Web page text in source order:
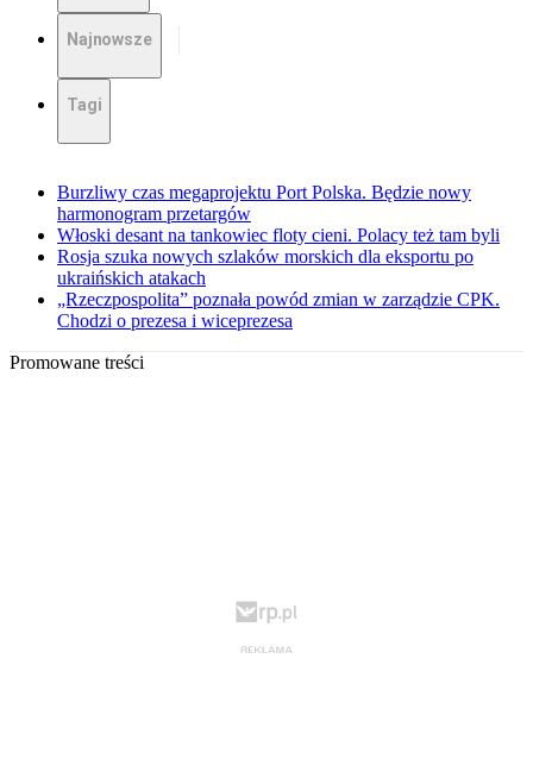
Najnowsze
Tagi
Burzliwy czas megaprojektu Port Polska. Będzie nowy
harmonogram przetargów
Włoski desant na tankowiec floty cieni. Polacy też tam byli
Rosja szuka nowych szlaków morskich dla eksportu po
ukraińskich atakach
„Rzeczpospolita” poznała powód zmian w zarządzie CPK.
Chodzi o prezesa i wiceprezesa
Promowane treści